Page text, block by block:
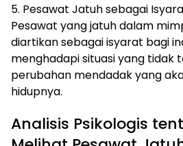
5. Pesawat Jatuh sebagai
Pesawat yang jatuh dalam
diartikan sebagai isyarat bagi
menghadapi situasi yang tidak
perubahan mendadak yang
hidupnya.
Analisis Psikologis